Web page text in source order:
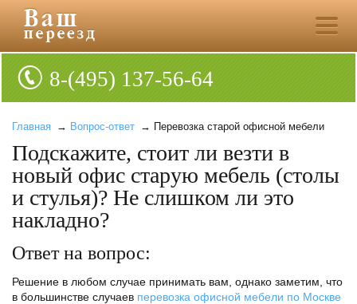
8-(495) 137-56-64
Главная → Вопрос-ответ → Перевозка старой офисной мебели
Подскажите, стоит ли везти в
новый офис старую мебель (столы
и стулья)? Не слишком ли это
накладно?
Ответ на вопрос:
Решение в любом случае принимать вам, однако заметим, что
в большинстве случаев перевозка офисной мебели по Москве